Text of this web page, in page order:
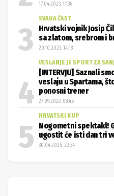
17.04.2023. 17:36
SVAKA ČAST
Hrvatski vojnik Josip
sa zlatom, srebrom i
20.10.2023. 14:18
VESLANJE JE SPORT ZA
[INTERVJU] Saznali
veslaju u Spartama,
ponosni trener
27.09.2023. 08:45
HRVATSKI KUP
Nogometni spektakl!
ugostit će isti dan tri
30.04.2025. 22:34